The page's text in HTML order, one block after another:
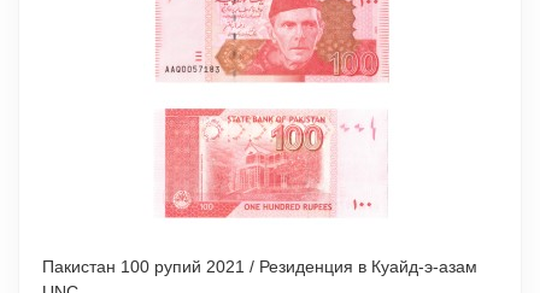
Пакистан 100 рупий 2021 / Резиденция в Куайд-э-азам